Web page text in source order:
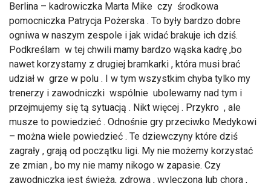
Berlina – kadrowiczka Marta Mike czy środkowa
pomocniczka Patrycja Pożerska . To były bardzo dobre
ogniwa w naszym zespole i jak widać brakuje ich dziś.
Podkreślam w tej chwili mamy bardzo wąska kadrę ,bo
nawet korzystamy z drugiej bramkarki , która musi brać
udział w grze w polu . I w tym wszystkim chyba tylko my
trenerzy i zawodniczki wspólnie ubolewamy nad tym i
przejmujemy się tą sytuacją . Nikt więcej . Przykro , ale
musze to powiedzieć . Odnośnie gry przeciwko Medykowi
– można wiele powiedzieć . Te dziewczyny które dziś
zagrały , grają od początku ligi. My nie możemy korzystać
ze zmian , bo my nie mamy nikogo w zapasie. Czy
zawodniczka jest świeża, zdrowa , wyleczona lub chora ,